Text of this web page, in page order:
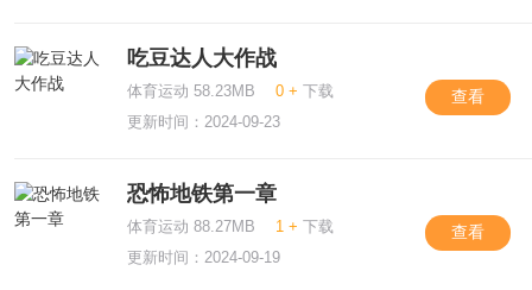
吃豆达人大作战
体育运动 58.23MB 0 + 下载
更新时间：2024-09-23
查看
恐怖地铁第一章
体育运动 88.27MB 1 + 下载
更新时间：2024-09-19
查看